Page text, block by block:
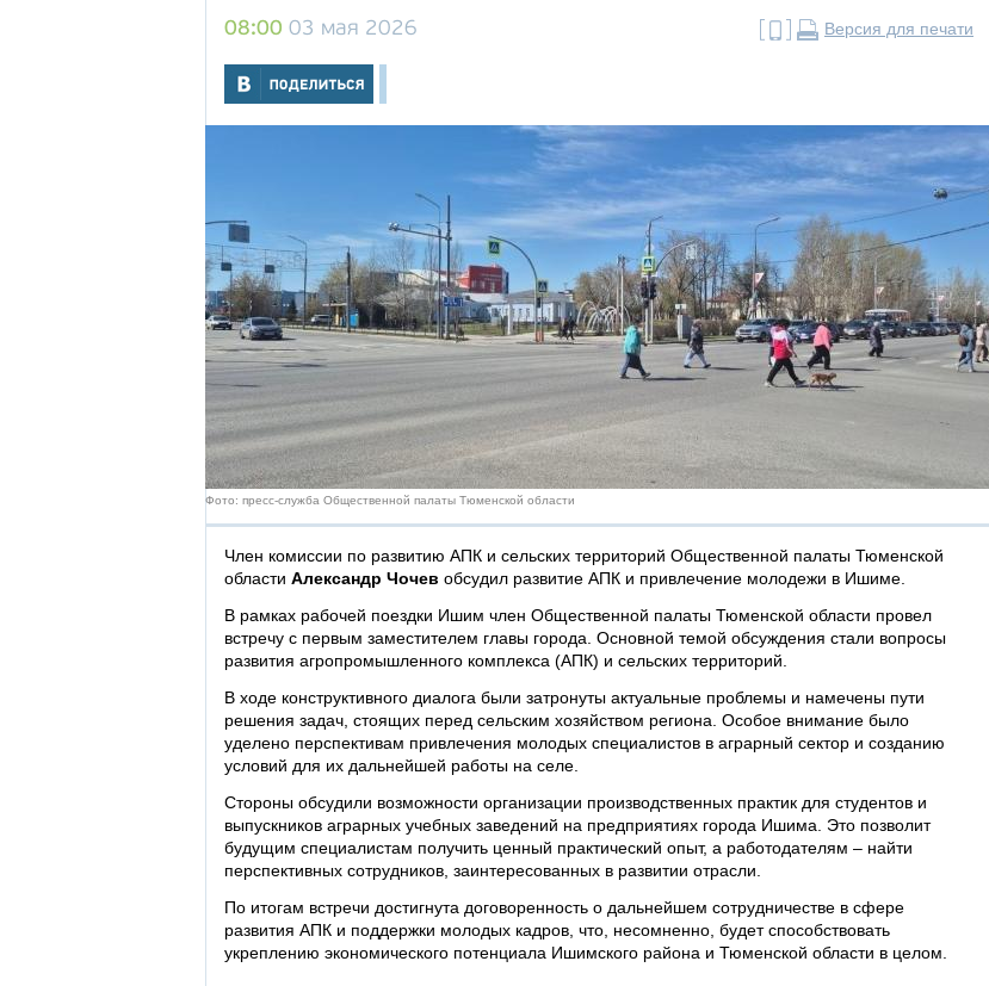
08:00 03 мая 2026 Версия для печати
Фото: пресс-служба Общественной палаты Тюменской области
Член комиссии по развитию АПК и сельских территорий Общественной палаты Тюменской
области Александр Чочев обсудил развитие АПК и привлечение молодежи в Ишиме.
В рамках рабочей поездки Ишим член Общественной палаты Тюменской области провел
встречу с первым заместителем главы города. Основной темой обсуждения стали вопросы
развития агропромышленного комплекса (АПК) и сельских территорий.
В ходе конструктивного диалога были затронуты актуальные проблемы и намечены пути
решения задач, стоящих перед сельским хозяйством региона. Особое внимание было
уделено перспективам привлечения молодых специалистов в аграрный сектор и созданию
условий для их дальнейшей работы на селе.
Стороны обсудили возможности организации производственных практик для студентов и
выпускников аграрных учебных заведений на предприятиях города Ишима. Это позволит
будущим специалистам получить ценный практический опыт, а работодателям – найти
перспективных сотрудников, заинтересованных в развитии отрасли.
По итогам встречи достигнута договоренность о дальнейшем сотрудничестве в сфере
развития АПК и поддержки молодых кадров, что, несомненно, будет способствовать
укреплению экономического потенциала Ишимского района и Тюменской области в целом.